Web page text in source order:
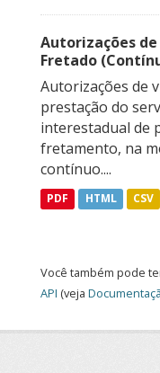
Autorizações
Fretado
Autorizações de
prestação do
interestadual de
fretamento, na
contínuo....
PDF HTML CSV
Você também pode
API (veja